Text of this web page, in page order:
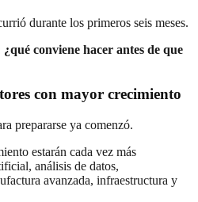
durante los primeros seis meses.
¿qué conviene hacer antes de que
con mayor crecimiento
prepararse ya comenzó.
estarán cada vez más
análisis de datos,
avanzada, infraestructura y